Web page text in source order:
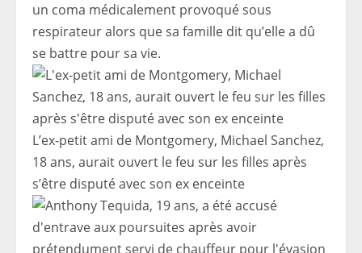
un coma médicalement provoqué sous
respirateur alors que sa famille dit qu’elle a dû
se battre pour sa vie.
L’ex-petit ami de Montgomery, Michael Sanchez,
18 ans, aurait ouvert le feu sur les filles après
s’être disputé avec son ex enceinte